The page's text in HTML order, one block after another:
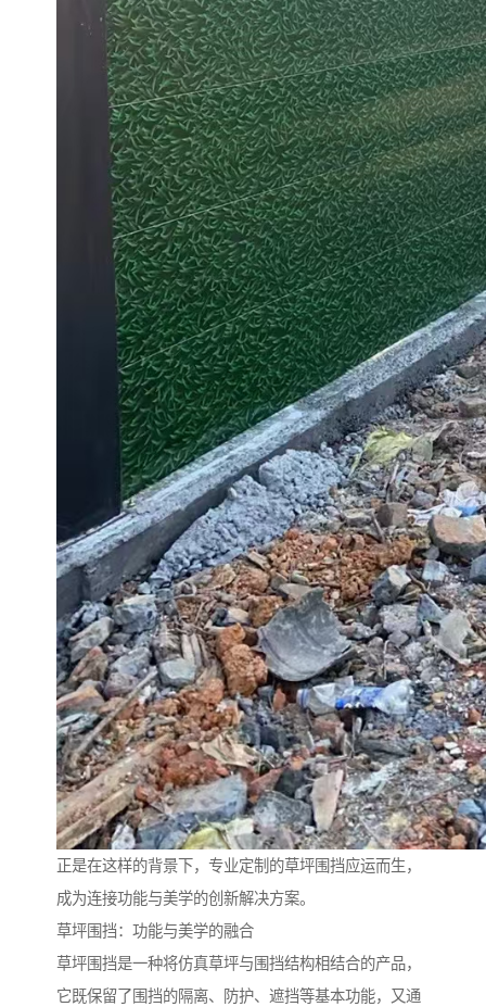
正是在这样的背景下，专业定制的草坪围挡应运而生，
成为连接功能与美学的创新解决方案。
草坪围挡：功能与美学的融合
草坪围挡是一种将仿真草坪与围挡结构相结合的产品，
它既保留了围挡的隔离、防护、遮挡等基本功能，又通